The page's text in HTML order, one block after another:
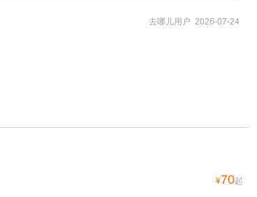
去哪儿用户 2026-07-24
¥70起